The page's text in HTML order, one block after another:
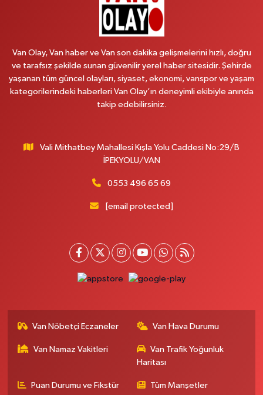
Van Olay, Van haber ve Van son dakika gelişmelerini hızlı, doğru
ve tarafsız şekilde sunan güvenilir yerel haber sitesidir. Şehirde
yaşanan tüm güncel olayları, siyaset, ekonomi, vanspor ve yaşam
kategorilerindeki haberleri Van Olay’ın deneyimli ekibiyle anında
takip edebilirsiniz.
Vali Mithatbey Mahallesi Kışla Yolu Caddesi No:29/B
İPEKYOLU/VAN
0553 496 65 69
[email protected]
Van Nöbetçi Eczaneler Van Hava Durumu
Van Namaz Vakitleri
Van Trafik Yoğunluk
Haritası
Puan Durumu ve Fikstür Tüm Manşetler